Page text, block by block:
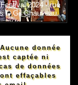
2024 - rue
© Gil Chauveau.
donnée
captée ni
de données
effaçables